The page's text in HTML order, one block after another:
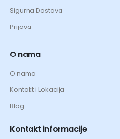
Sigurna Dostava
Prijava
O nama
O nama
Kontakt i Lokacija
Blog
Kontakt informacije